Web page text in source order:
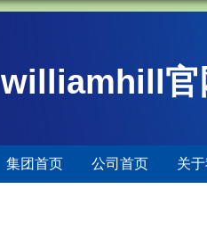
williamhill官
集团首页 公司首页 关